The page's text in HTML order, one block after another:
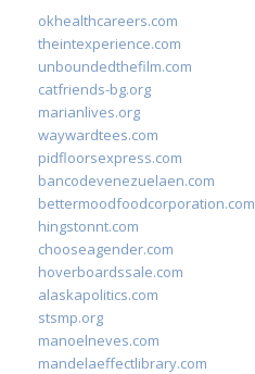
okhealthcareers.com
theintexperience.com
unboundedthefilm.com
catfriends-bg.org
marianlives.org
waywardtees.com
pidfloorsexpress.com
bancodevenezuelaen.com
bettermoodfoodcorporation.com
hingstonnt.com
chooseagender.com
hoverboardssale.com
alaskapolitics.com
stsmp.org
manoelneves.com
mandelaeffectlibrary.com